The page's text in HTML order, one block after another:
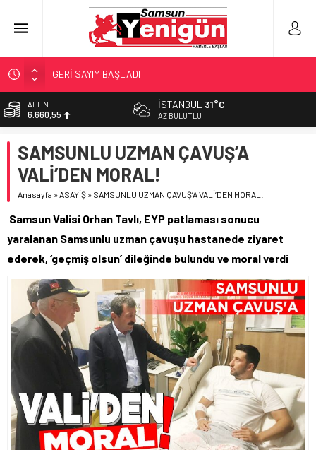
GERİ SAYIM BAŞLADI
SAMSUNSPOR’DA HEDEF 5’İNCİLİK!
‘BAFRA’YA YATIRIM YAPIN!’
YÖNETİCİ SEÇERKEN YAPILAN EN BÜYÜK HATALAR
BİST
13.779,39
47,7111
EURO
55,1881
6.660,55
İSTANBUL 31°C
AZ BULUTLU
SAMSUNLU UZMAN ÇAVUŞ’A
VALİ’DEN MORAL!
Anasayfa »ASAYİŞ » SAMSUNLU UZMAN ÇAVUŞ’A VALİ’DEN MORAL!
Samsun Valisi Orhan Tavlı, EYP patlaması sonucu
yaralanan Samsunlu uzman çavuşu hastanede ziyaret
ederek, ‘geçmiş olsun’ dileğinde bulundu ve moral verdi